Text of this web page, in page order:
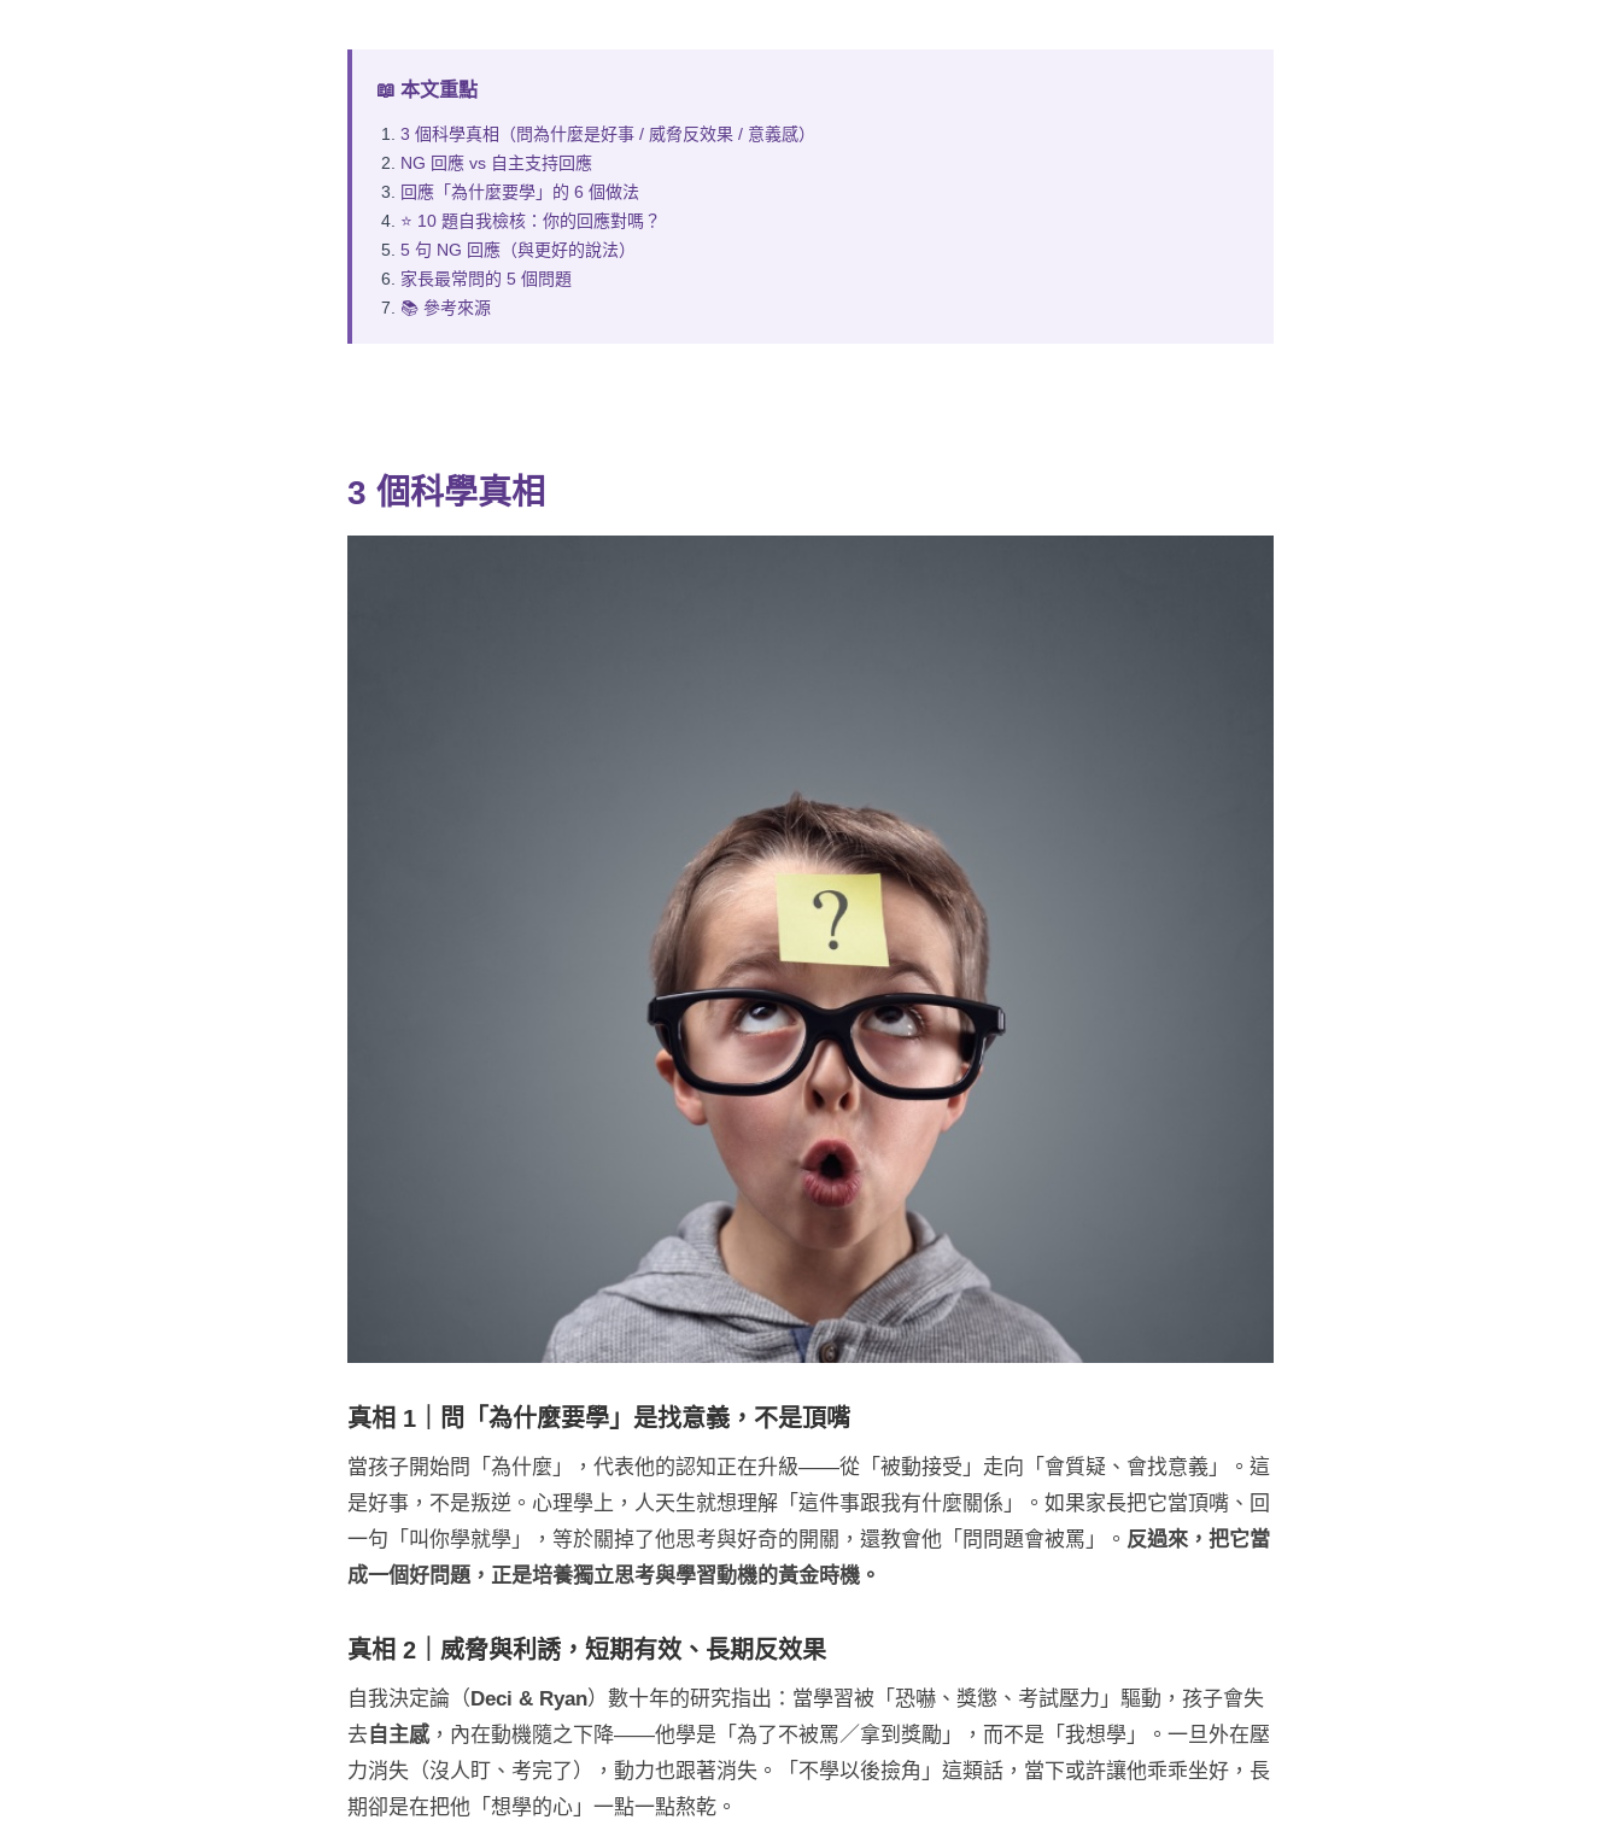
📖 本文重點
3 個科學真相（問為什麼是好事 / 威脅反效果 / 意義感）
NG 回應 vs 自主支持回應
回應「為什麼要學」的 6 個做法
⭐ 10 題自我檢核：你的回應對嗎？
5 句 NG 回應（與更好的說法）
家長最常問的 5 個問題
📚 參考來源
3 個科學真相
真相 1｜問「為什麼要學」是找意義，不是頂嘴
當孩子開始問「為什麼」，代表他的認知正在升級——從「被動接受」走向「會質疑、會找意義」。這
是好事，不是叛逆。心理學上，人天生就想理解「這件事跟我有什麼關係」。如果家長把它當頂嘴、回
一句「叫你學就學」，等於關掉了他思考與好奇的開關，還教會他「問問題會被罵」。 反過來，把它當
成一個好問題，正是培養獨立思考與學習動機的黃金時機。
真相 2｜威脅與利誘，短期有效、長期反效果
自我決定論（ Deci & Ryan）數十年的研究指出：當學習被「恐嚇、獎懲、考試壓力」驅動，孩子會失
去 自主感，內在動機隨之下降——他學是「為了不被罵／拿到獎勵」，而不是「我想學」。一旦外在壓
力消失（沒人盯、考完了），動力也跟著消失。「不學以後撿角」這類話，當下或許讓他乖乖坐好，長
期卻是在把他「想學的心」一點一點熬乾。